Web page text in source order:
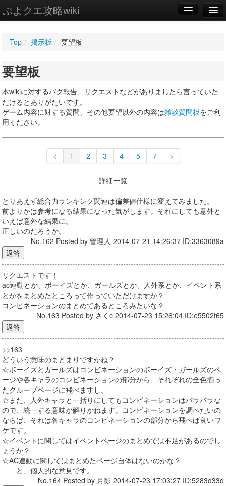
ぷよクエ攻略wiki
WIKI
設定
Top / 掲示板 / 要望板
要望板
本wikiに対するバグ報告、リクエストなどがありましたら言っていた
だけるとありがたいです。
ゲーム内容に対する質問、その他要望以外の内容は雑談質問板をご利
用ください。
< 1 2 3 4 5 7 >
詳細一覧
とりあえず総合力ランキング関連は偏差値仕様に変えてみました。
前よりかは参考になる結果になった気がします。それにしても意外と
いえば意外な結果に。
正しいのだろうか。
No.162 Posted by 管理人 2014-07-21 14:26:37 ID:3363089a
リクエストです！
ac連動とか、ボーイズとか、ガールズとか、人外系とか、イベント系
とかをまとめたところって作っていただけますか？
コンビネーションのまとめてあるところみたいな？
No.163 Posted by さくc 2014-07-23 15:26:04 ID:e5502f65
>>163
どういう意味のまとまりですかね？
☆ボーイズとガールズはコンビネーションのボーイズ・ガールズのペ
ージや各キャラのコンビネーションの部分から、それぞれの全色揃っ
たグループページに飛べますし。
☆また、人外キャラと一括りにしてもコンビネーションはバラバラな
ので、統一する意味が解りかねます。コンビネーションを調べたいの
ならば、それは各キャラのコンビネーションの部分から飛べば良いワ
ケです。
☆イベントに関してはイベントページのまとめでは不足があるのでし
ょうか？
☆AC連動に関してはまとめたページ自体はないのかな？
と、個人的な意見です。
No.164 Posted by 月影 2014-07-23 17:03:27 ID:5283d33d